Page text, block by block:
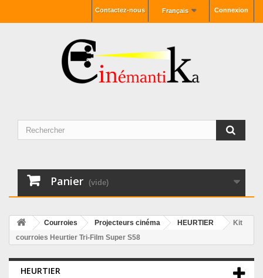
Connexion
Français
Contactez-nous
Panier (vide)
Courroies Projecteurs cinéma HEURTIER
Kit
courroies Heurtier Tri-Film Super S58
HEURTIER